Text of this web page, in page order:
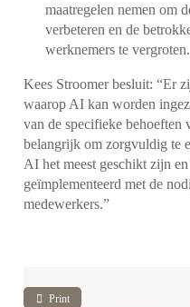
maatregelen nemen om
verbeteren en de
werknemers te vergroten.
Kees Stroomer besluit: “Er
waarop AI kan worden
van de specifieke behoeften
belangrijk om zorgvuldig te
AI het meest geschikt zijn
geïmplementeerd met de
medewerkers.”
Print